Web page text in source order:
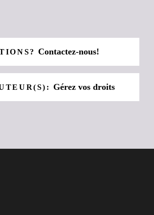
Contactez-nous!
Gérez vos droits